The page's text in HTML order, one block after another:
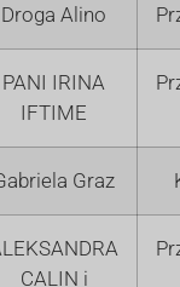
Droga Alino
PANI IRINA
IFTIME
Graz
CALIN i